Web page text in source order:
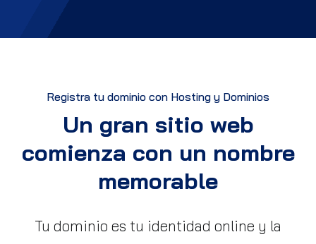
Registra tu dominio con Hosting y Dominios
Un gran sitio web
comienza con un nombre
memorable
Tu dominio es tu identidad online y la